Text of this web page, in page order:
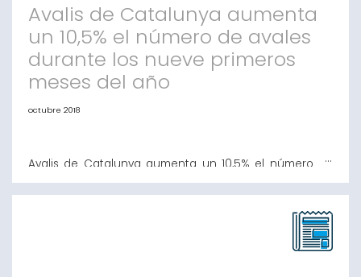
Avalis de Catalunya aumenta
un 10,5% el número de avales
durante los nueve primeros
meses del año
octubre 2018
Avalis de Catalunya aumenta un 10,5% el número de
SGR ha emitido un total de 1.269 avales hasta
septiembre por valor de 98.400.030 euros Un total de
746 pymes y autónomos han podido acceder al
crédito gracias a Avalis, un 12,4% más que en el mismo